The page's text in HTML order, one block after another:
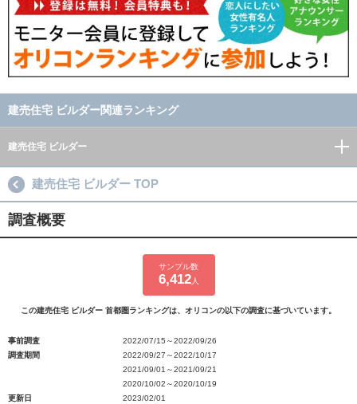
建売住宅 ビルダー関連ランキング
建売住宅 ビルダー
建売住宅 ビルダー TOP
調査概要
サンプル数
6,412人
この建売住宅 ビルダー 首都圏ランキングは、オリコンの以下の調査に基づいています。
事前調査
2022/07/15～2022/09/26
調査期間
2022/09/27～2022/10/17
2021/09/01～2021/09/21
2020/10/02～2020/10/19
更新日
2023/02/01